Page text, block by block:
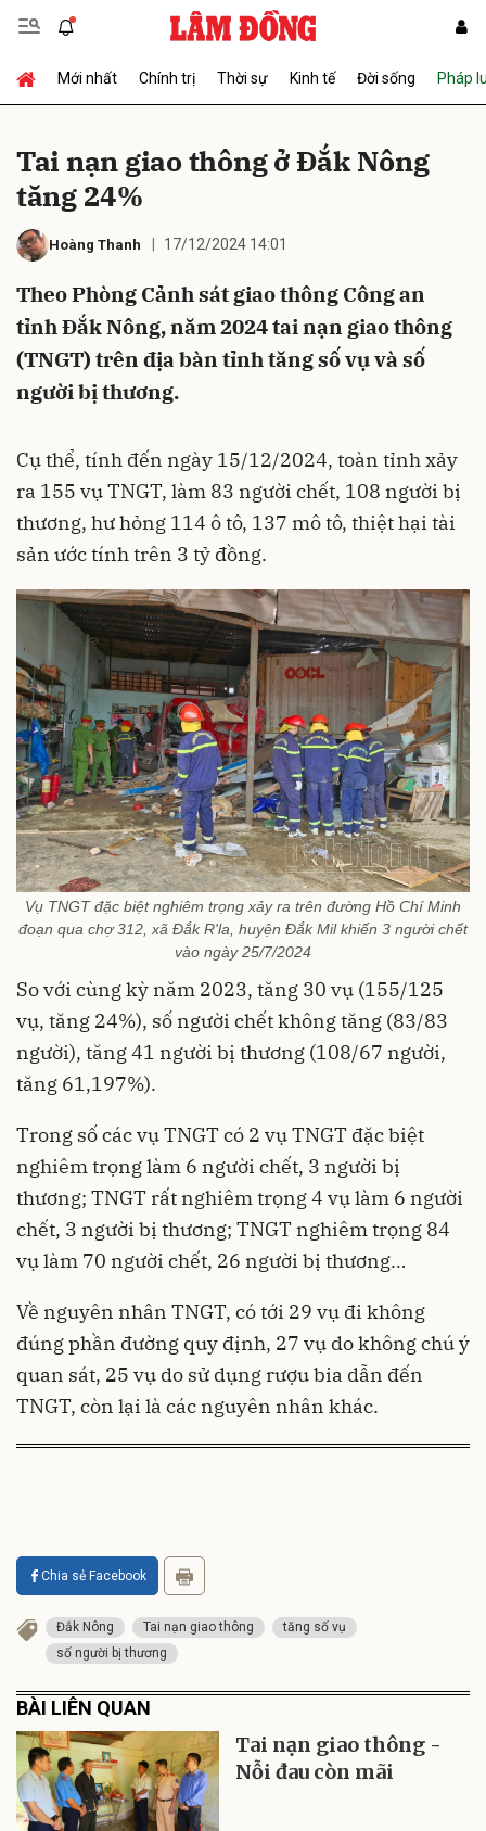
Mới nhất Chính trị Thời sự Kinh tế Đời sống Pháp
Tai nạn giao thông ở Đắk Nông
tăng 24%
Hoàng Thanh 17/12/2024 14:01
Theo Phòng Cảnh sát giao thông Công an
tỉnh Đắk Nông, năm 2024 tai nạn giao thông
(TNGT) trên địa bàn tỉnh tăng số vụ và số
người bị thương.
Cụ thể, tính đến ngày 15/12/2024, toàn tỉnh xảy
ra 155 vụ TNGT, làm 83 người chết, 108 người bị
thương, hư hỏng 114 ô tô, 137 mô tô, thiệt hại tài
sản ước tính trên 3 tỷ đồng.
Vụ TNGT đặc biệt nghiêm trọng xảy ra trên đường Hồ Chí Minh
đoạn qua chợ 312, xã Đắk R'la, huyện Đắk Mil khiến 3 người chết
vào ngày 25/7/2024
So với cùng kỳ năm 2023, tăng 30 vụ (155/125
vụ, tăng 24%), số người chết không tăng (83/83
người), tăng 41 người bị thương (108/67 người,
tăng 61,197%).
Trong số các vụ TNGT có 2 vụ TNGT đặc biệt
nghiêm trọng làm 6 người chết, 3 người bị
thương; TNGT rất nghiêm trọng 4 vụ làm 6 người
chết, 3 người bị thương; TNGT nghiêm trọng 84
vụ làm 70 người chết, 26 người bị thương…
Về nguyên nhân TNGT, có tới 29 vụ đi không
đúng phần đường quy định, 27 vụ do không chú ý
quan sát, 25 vụ do sử dụng rượu bia dẫn đến
TNGT, còn lại là các nguyên nhân khác.
Chia sẻ Facebook
Đắk Nông Tai nạn giao thông
tăng số vụ
số người bị thương
BÀI LIÊN QUAN
Tai nạn giao thông -
Nỗi đau còn mãi
Gửi bình luận
Hủy Gửi